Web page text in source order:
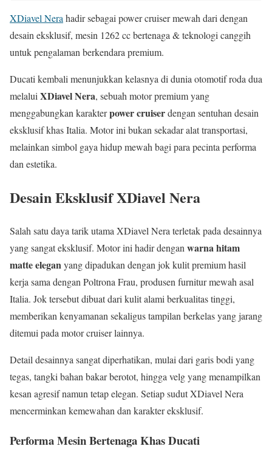
XDiavel Nera hadir sebagai power cruiser mewah dari dengan
desain eksklusif, mesin 1262 cc bertenaga & teknologi canggih
untuk pengalaman berkendara premium.
Ducati kembali menunjukkan kelasnya di dunia otomotif roda dua
melalui XDiavel Nera, sebuah motor premium yang
menggabungkan karakterpower cruiserdengan sentuhan desain
eksklusif khas Italia. Motor ini bukan sekadar alat transportasi,
melainkan simbol gaya hidup mewah bagi para pecinta performa
dan estetika.
Desain Eksklusif XDiavel Nera
Salah satu daya tarik utama XDiavel Nera terletak pada desainnya
yang sangat eksklusif. Motor ini hadir dengan warna hitam
matte eleganyang dipadukan dengan jok kulit premium hasil
kerja sama dengan Poltrona Frau, produsen furnitur mewah asal
Italia. Jok tersebut dibuat dari kulit alami berkualitas tinggi,
memberikan kenyamanan sekaligus tampilan berkelas yang jarang
ditemui pada motor cruiser lainnya.
Detail desainnya sangat diperhatikan, mulai dari garis bodi yang
tegas, tangki bahan bakar berotot, hingga velg yang menampilkan
kesan agresif namun tetap elegan. Setiap sudut XDiavel Nera
mencerminkan kemewahan dan karakter eksklusif.
Performa Mesin Bertenaga Khas Ducati